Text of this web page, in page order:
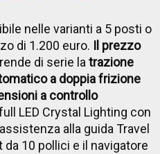
nelle varianti a 5 posti o
di 1.200 euro. Il prezzo
di serie latrazione
a doppia frizione
a controllo
LED Crystal Lighting con
alla guida Travel
10 pollici e il navigatore